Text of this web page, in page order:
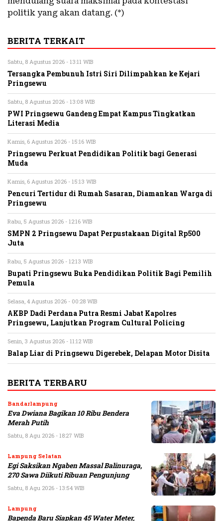
politik yang akan datang. (*)
BERITA TERKAIT
Sabtu, 8 Agustus 2026 - 13:11 WIB
Tersangka Pembunuh Istri Siri Dilimpahkan ke Kejari
Pringsewu
Sabtu, 8 Agustus 2026 - 13:08 WIB
PWI Pringsewu Gandeng Empat Kampus Tingkatkan
Literasi Media
Kamis, 6 Agustus 2026 - 15:16 WIB
Pringsewu Perkuat Pendidikan Politik bagi Generasi
Muda
Kamis, 6 Agustus 2026 - 15:13 WIB
Pencuri Tertidur di Rumah Sasaran, Diamankan Warga di
Pringsewu
Rabu, 5 Agustus 2026 - 12:16 WIB
SMPN 2 Pringsewu Dapat Perpustakaan Digital Rp500
Juta
Rabu, 5 Agustus 2026 - 12:13 WIB
Bupati Pringsewu Buka Pendidikan Politik Bagi Pemilih
Pemula
Selasa, 4 Agustus 2026 - 00:28 WIB
AKBP Dadi Perdana Putra Resmi Jabat Kapolres
Pringsewu, Lanjutkan Program Cultural Policing
Senin, 3 Agustus 2026 - 11:12 WIB
Balap Liar di Pringsewu Digerebek, Delapan Motor Disita
BERITA TERBARU
Bandarlampung
Eva Dwiana Bagikan 10 Ribu Bendera
Merah Putih
Sabtu, 8 Agu 2026 - 18:27 WIB
Lampung Selatan
Egi Saksikan Ngaben Massal Balinuraga,
270 Sawa Diikuti Ribuan Pengunjung
Sabtu, 8 Agu 2026 - 13:54 WIB
Lampung
Bapenda Baru Siapkan 45 Water Meter,